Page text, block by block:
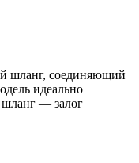
шланг, соединяющий
идеально
шланг — залог